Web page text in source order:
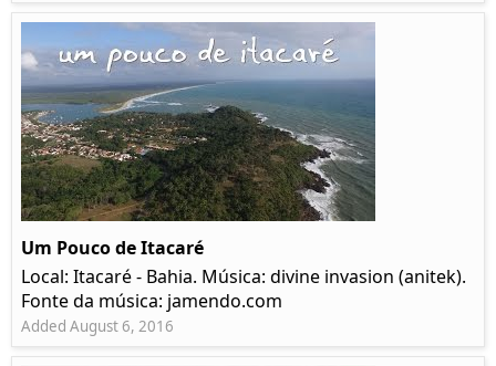
Um Pouco de Itacaré
Local: Itacaré - Bahia. Música: divine invasion (anitek).
Fonte da música: jamendo.com
Added August 6, 2016